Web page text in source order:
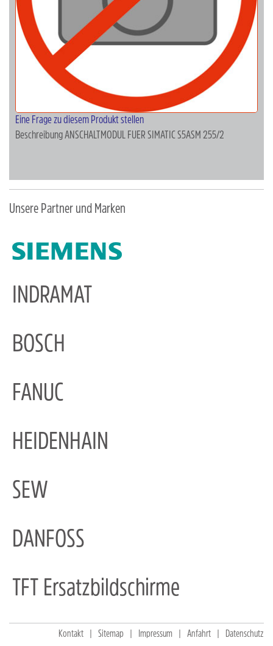
Eine Frage zu diesem Produkt stellen
BeschreibungANSCHALTMODUL FUER SIMATIC S5ASM 255/2
Unsere Partner und Marken
INDRAMAT
BOSCH
FANUC
HEIDENHAIN
SEW
DANFOSS
TFT Ersatzbildschirme
Kontakt Sitemap Impressum Anfahrt Datenschutz